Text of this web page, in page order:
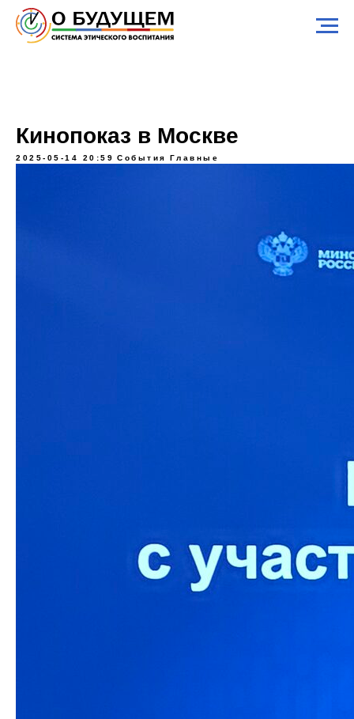
Кинопоказ в Москве
2025-05-14 20:59 События Главные